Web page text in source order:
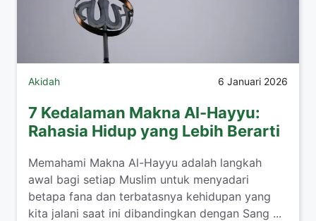
Akidah 6 Januari 2026
7 Kedalaman Makna Al-Hayyu:
Rahasia Hidup yang Lebih Berarti
Memahami Makna Al-Hayyu adalah langkah
awal bagi setiap Muslim untuk menyadari
betapa fana dan terbatasnya kehidupan yang
kita jalani saat ini dibandingkan dengan Sang ...